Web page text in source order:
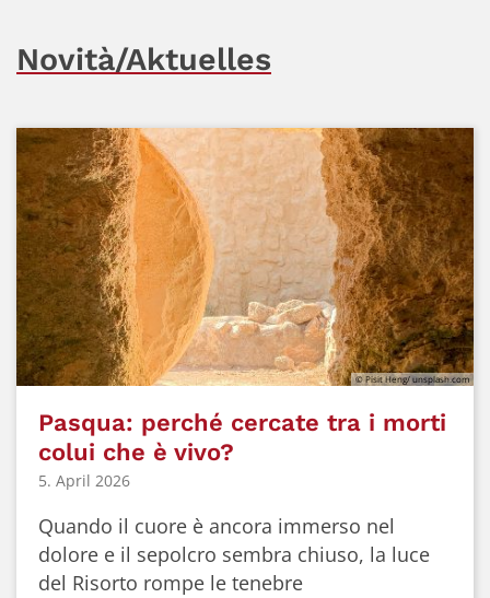
Novità/Aktuelles
© Pisit Heng/ unsplash.com
Pasqua: perché cercate tra i morti
colui che è vivo?
5. April 2026
Quando il cuore è ancora immerso nel
dolore e il sepolcro sembra chiuso, la luce
del Risorto rompe le tenebre